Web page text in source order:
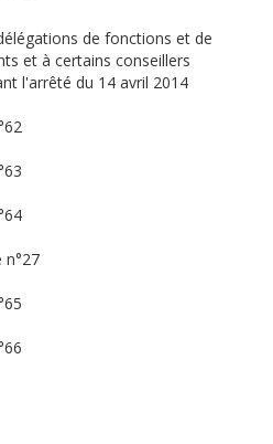
de fonctions et de
et à certains conseillers
l'arrêté du 14 avril 2014
n°27